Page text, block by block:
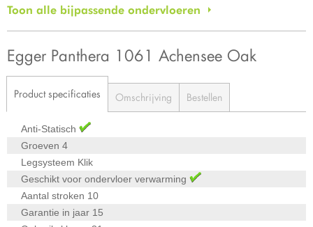
Toon alle bijpassende ondervloeren
Egger Panthera 1061 Achensee Oak
Product specificaties Omschrijving Bestellen
Anti-Statisch
Groeven 4
Legsysteem Klik
Geschikt voor ondervloer verwarming
Aantal stroken 10
Garantie in jaar 15